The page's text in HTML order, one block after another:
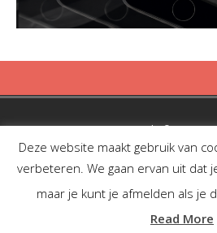
Copyright © 2019
Deze website maakt gebruik van
verbeteren. We gaan ervan uit dat
maar je kunt je afmelden als je
Read More